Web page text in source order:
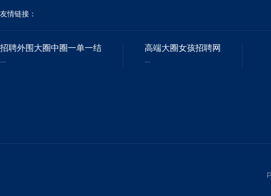
友情链接：
招聘外围大圈中圈一单一结 高端大圈女孩招聘网